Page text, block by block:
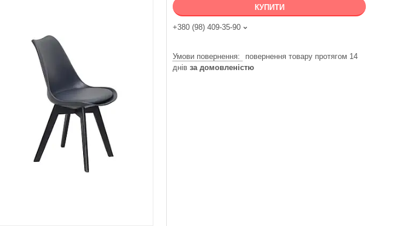
КУПИТИ
+380 (98) 409-35-90
повернення товару протягом 14
днів за домовленістю